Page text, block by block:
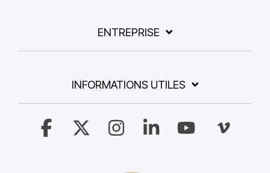
ENTREPRISE
INFORMATIONS UTILES
Facebook InstagramLinkedin YouTube